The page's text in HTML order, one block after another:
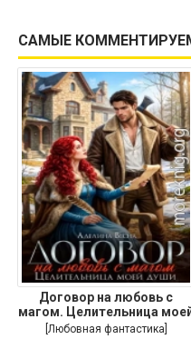
САМЫЕ
Договор на любовь с
магом. Целительница
души
[Любовная фантастика]